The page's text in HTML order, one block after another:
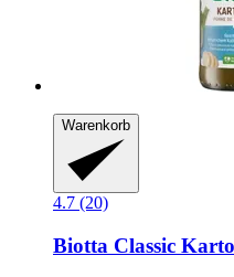
Warenkorb
4.7 (20)
Biotta Classic